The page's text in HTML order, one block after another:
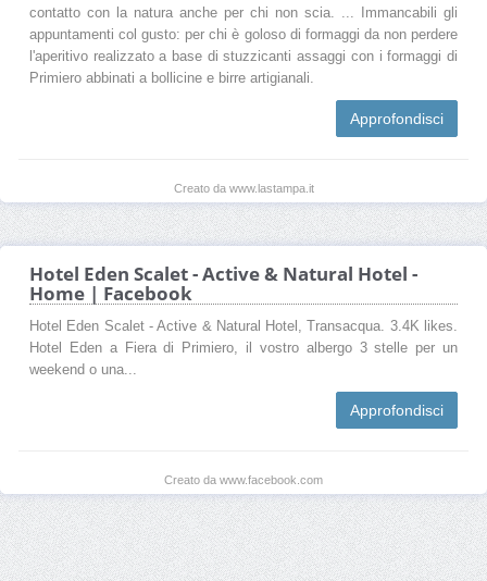
contatto con la natura anche per chi non scia. ... Immancabili gli
appuntamenti col gusto: per chi è goloso di formaggi da non perdere
l'aperitivo realizzato a base di stuzzicanti assaggi con i formaggi di
Primiero abbinati a bollicine e birre artigianali.
Approfondisci
Creato da www.lastampa.it
Hotel Eden Scalet - Active & Natural Hotel -
Home | Facebook
Hotel Eden Scalet - Active & Natural Hotel, Transacqua. 3.4K likes.
Hotel Eden a Fiera di Primiero, il vostro albergo 3 stelle per un
weekend o una...
Approfondisci
Creato da www.facebook.com